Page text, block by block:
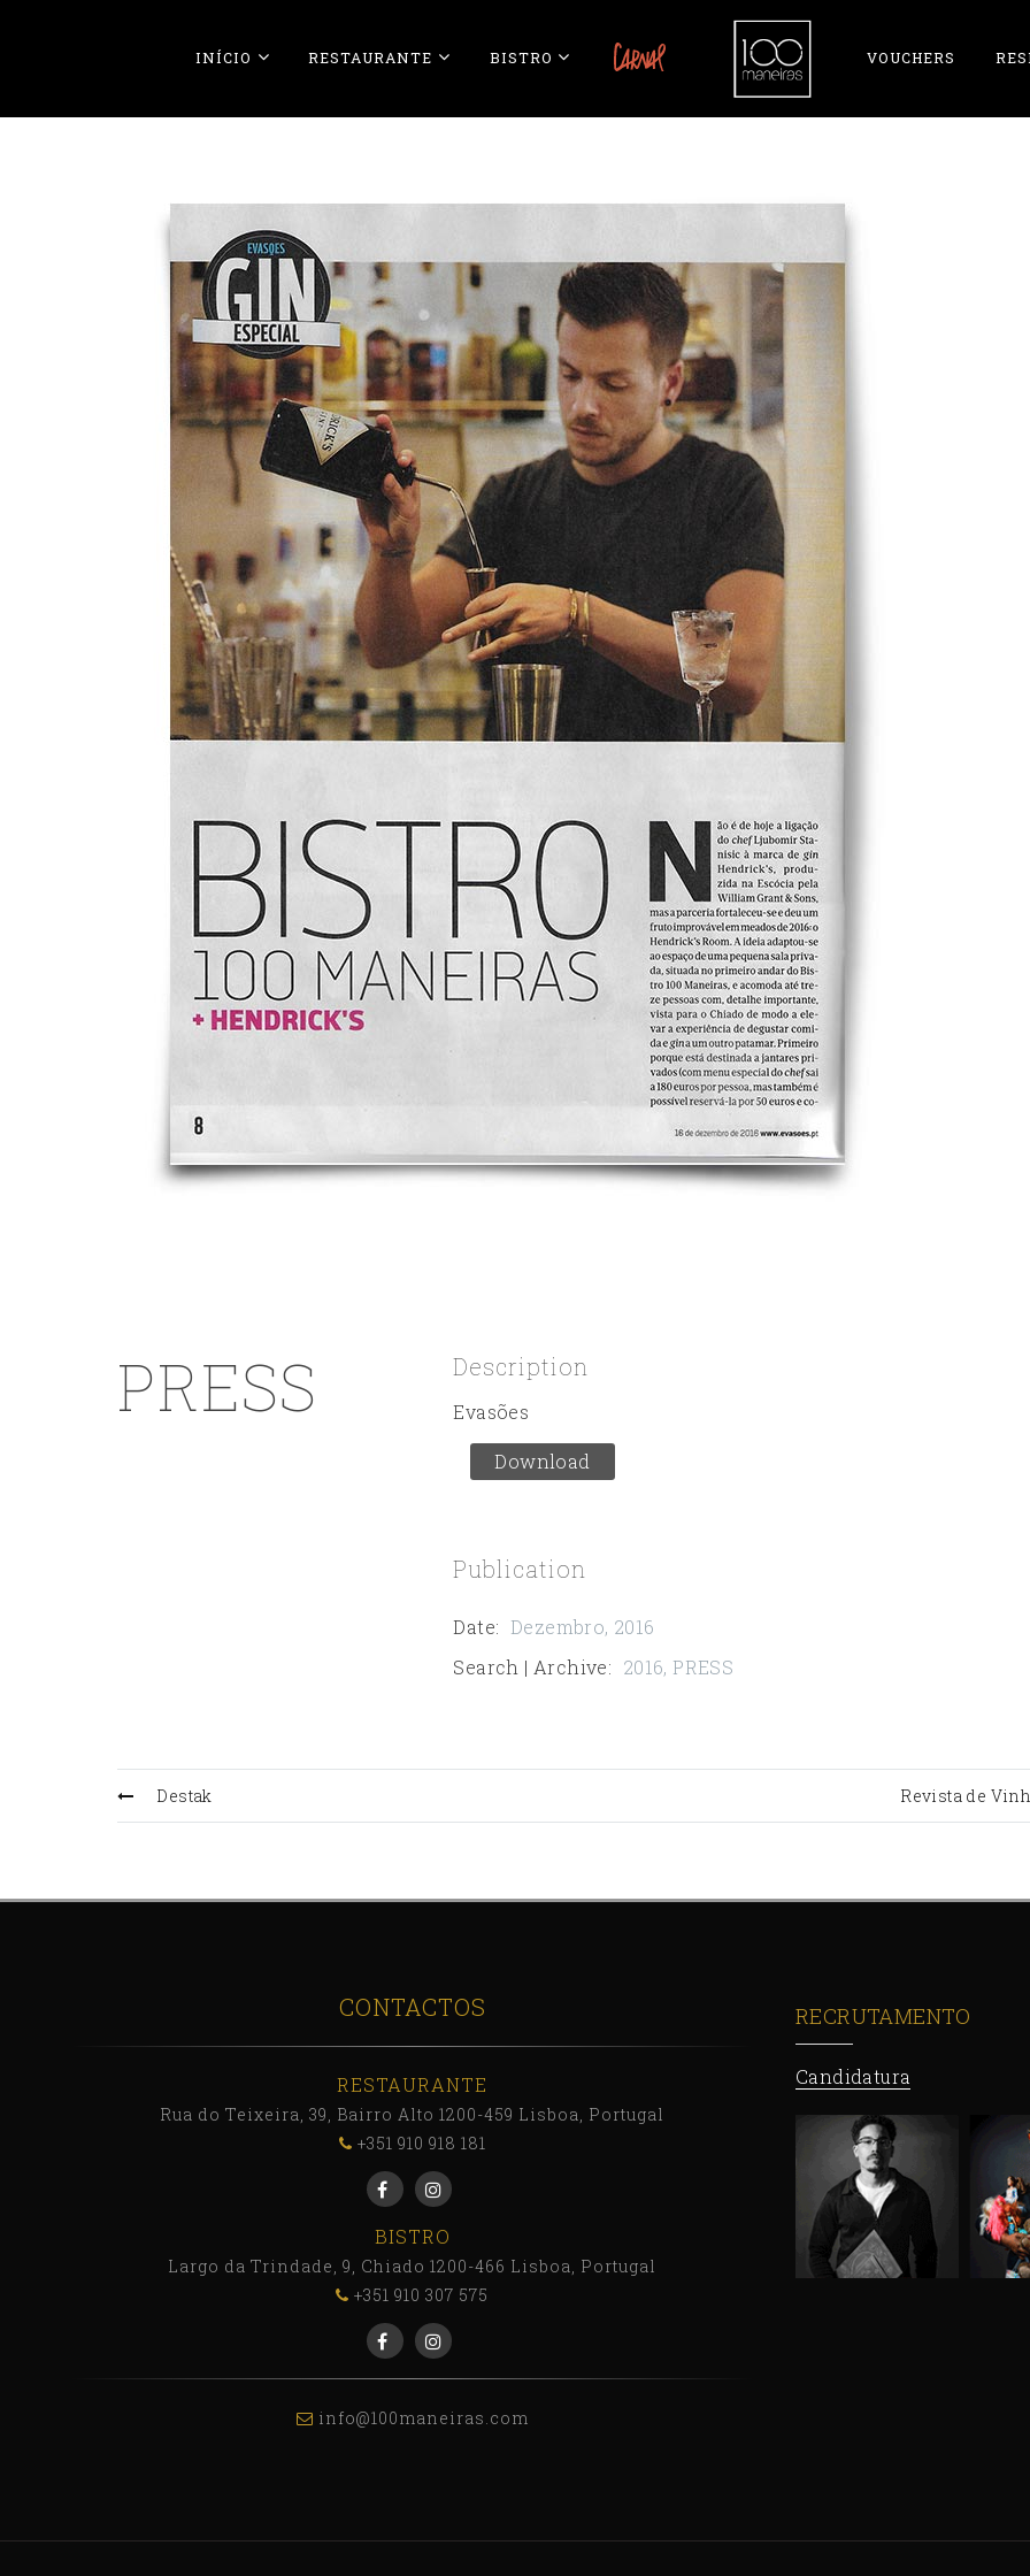
INÍCIO RESTAURANTE BISTRO CARNAL VOUCHERS
PRESS Description
Evasões
Download
Publication
Date: Dezembro, 2016
Search | Archive: 2016, PRESS
Destak Revista de
CONTACTOS
RESTAURANTE
Rua do Teixeira, 39, Bairro Alto 1200-459 Lisboa, Portugal
+351 910 918 181
BISTRO
Largo da Trindade, 9, Chiado 1200-466 Lisboa, Portugal
+351 910 307 575
info@100maneiras.com
RECRUTAMENTO
Candidatura